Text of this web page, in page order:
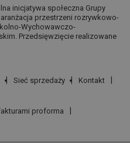
inicjatywa społeczna Grupy
przestrzeni rozrywkowo-
Wychowawczo-
Przedsięwzięcie realizowane
Sieć sprzedaży
Kontakt
proforma